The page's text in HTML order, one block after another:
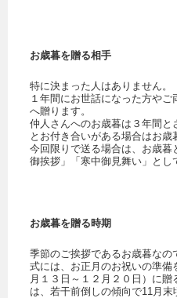
お歳暮を贈る相手
特に決まった人はありません。
１年間にお世話になった方や
へ贈ります。
仲人さんへのお歳暮は３年間と
とお付き合いがある場合はお歳
今回限りで送る場合は、お歳
御挨拶」「寒中御見舞い」とし
お歳暮を贈る時期
季節のご挨拶であるお歳暮な
式には、お正月のお祝いの準備
月１３日～１２月２０日）に
は、若干前倒しの傾向で11月末